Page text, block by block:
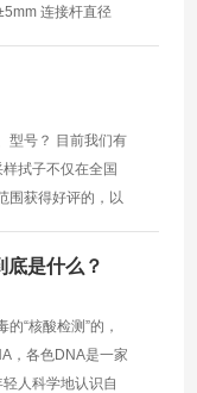
连接杆直径
型号？ 目前我们有
拭子不仅在全国
围获得好评的，以
底是什么？
“核酸检测”的，
，各色DNA是一家
人科学地认识自